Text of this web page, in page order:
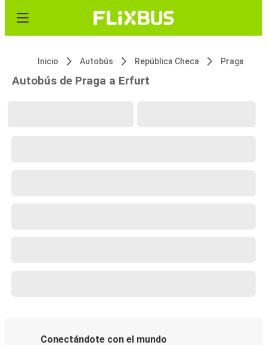
Inicio Autobús República Checa Praga
Autobús de Praga a Erfurt
Conectándote con el mundo